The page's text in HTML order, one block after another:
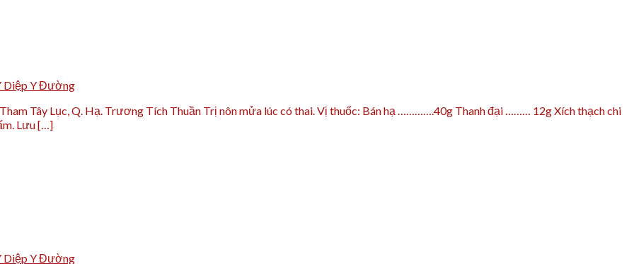
Diệp Y Đường
Tây Lục, Q. Hạ. Trương Tích Thuần Trị nôn mửa lúc có thai. Vị thuốc: Bán hạ ………….40g Thanh đại ……… 12g Xích thạch chi
Lưu […]
Diệp Y Đường